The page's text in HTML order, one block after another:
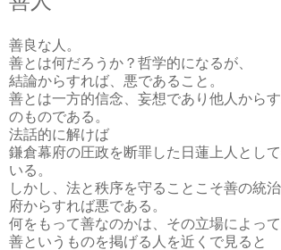
善良な人。
善とは何だろうか？哲学的になるが、
結論からすれば、悪であること。
善とは一方的信念、妄想であり他人から
のものである。
法話的に解けば
鎌倉幕府の圧政を断罪した日蓮上人とし
いる。
しかし、法と秩序を守ることこそ善の統
府からすれば悪である。
何をもって善なのかは、その立場によって
善というものを掲げる人を近くで見ると